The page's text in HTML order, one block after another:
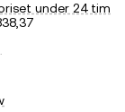
under 24 tim